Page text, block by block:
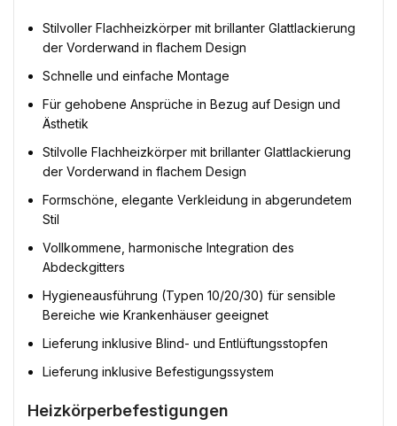
Stilvoller Flachheizkörper mit brillanter Glattlackierung
der Vorderwand in flachem Design
Schnelle und einfache Montage
Für gehobene Ansprüche in Bezug auf Design und
Ästhetik
Stilvolle Flachheizkörper mit brillanter Glattlackierung
der Vorderwand in flachem Design
Formschöne, elegante Verkleidung in abgerundetem
Stil
Vollkommene, harmonische Integration des
Abdeckgitters
Hygieneausführung (Typen 10/20/30) für sensible
Bereiche wie Krankenhäuser geeignet
Lieferung inklusive Blind- und Entlüftungsstopfen
Lieferung inklusive Befestigungssystem
Heizkörperbefestigungen